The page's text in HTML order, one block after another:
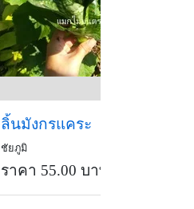
ลิ้นมังกรแคระ
ชัยภูมิ
ราคา 55.00 บาท